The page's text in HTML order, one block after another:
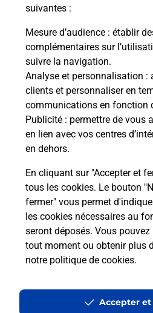
suivantes :
Mesure d’audience : établir
complémentaires sur
suivre la navigation.
Analyse et personnalisation :
clients et personnaliser en
communications en fonction
Publicité : permettre de vous
en lien avec vos centres
en dehors.
En cliquant sur "Accepter et
tous les cookies. Le bouton
fermer" vous permet
les cookies nécessaires au
seront déposés. Vous
tout moment ou obtenir plus
notre politique de cookies.
Accepter
Boîte aux lettres La
Prochaine collecte du
2 Rue Des Cannes
10200 Fontaine
Le lien s'ouvre dans un nouvel onglet
Localiser Liste Boîtes aux lettres
Accessibilité : partiellement